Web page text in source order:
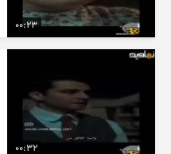
00:23
00:32